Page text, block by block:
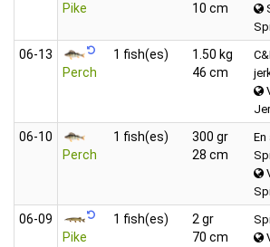
Pike
10 cm
06‑13
Perch
1 fish(es)
1.50 kg
46 cm
06‑10
Perch
1 fish(es)
300 gr
28 cm
En
06‑09
Pike
1 fish(es)
2 gr
70 cm